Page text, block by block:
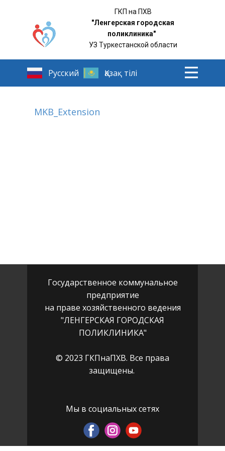
ГКП на ПХВ
"Ленгерская городская
поликлиника"
УЗ Туркестанской области
MKB_Extension
Государственное коммунальное
предприятие
на праве хозяйственного ведения
"ЛЕНГЕРСКАЯ ГОРОДСКАЯ
ПОЛИКЛИНИКА"
© 2023 ГКПнаПХВ. Все права
защищены.
Мы в социальных сетях